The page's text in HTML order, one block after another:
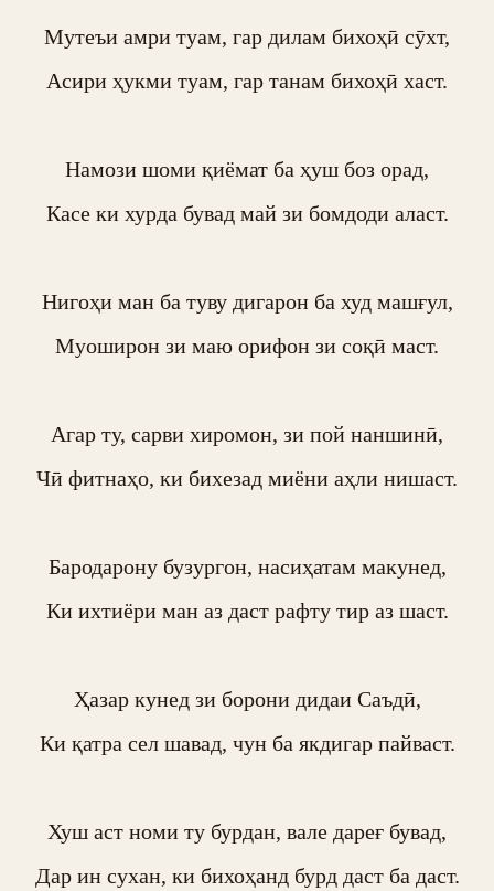
Мутеъи амри туам, гар дилам бихоҳӣ сӯхт,
Асири ҳукми туам, гар танам бихоҳӣ хаст.
Намози шоми қиёмат ба ҳуш боз орад,
Касе ки хурда бувад май зи бомдоди аласт.
Нигоҳи ман ба туву дигарон ба худ машғул,
Муоширон зи маю орифон зи соқӣ маст.
Агар ту, сарви хиромон, зи пой наншинӣ,
Чӣ фитнаҳо, ки бихезад миёни аҳли нишаст.
Бародарону бузургон, насиҳатам макунед,
Ки ихтиёри ман аз даст рафту тир аз шаст.
Ҳазар кунед зи борони дидаи Саъдӣ,
Ки қатра сел шавад, чун ба якдигар пайваст.
Хуш аст номи ту бурдан, вале дареғ бувад,
Дар ин сухан, ки бихоҳанд бурд даст ба даст.